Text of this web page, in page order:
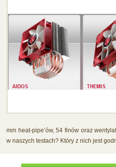
mm heat-pipe’ów, 54 finów oraz
w naszych testach? Który z nich jest